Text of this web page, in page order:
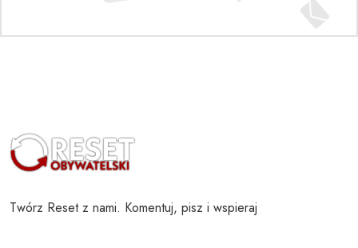
Twórz Reset z nami. Komentuj, pisz i wspieraj